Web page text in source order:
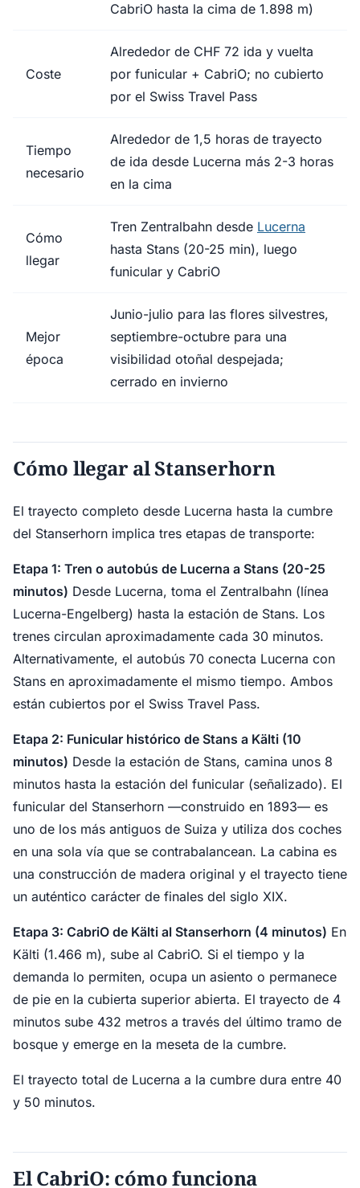
CabriO hasta la cima de 1.898 m)
Coste
Alrededor de CHF 72 ida y vuelta
por funicular + CabriO; no cubierto
por el Swiss Travel Pass
Tiempo
necesario
Alrededor de 1,5 horas de trayecto
de ida desde Lucerna más 2-3 horas
en la cima
Cómo
llegar
Tren Zentralbahn desde Lucerna
hasta Stans (20-25 min), luego
funicular y CabriO
Mejor
época
Junio-julio para las flores silvestres,
septiembre-octubre para una
visibilidad otoñal despejada;
cerrado en invierno
Cómo llegar al Stanserhorn
El trayecto completo desde Lucerna hasta la cumbre
del Stanserhorn implica tres etapas de transporte:
Etapa 1: Tren o autobús de Lucerna a Stans (20-25
minutos) Desde Lucerna, toma el Zentralbahn (línea
Lucerna-Engelberg) hasta la estación de Stans. Los
trenes circulan aproximadamente cada 30 minutos.
Alternativamente, el autobús 70 conecta Lucerna con
Stans en aproximadamente el mismo tiempo. Ambos
están cubiertos por el Swiss Travel Pass.
Etapa 2: Funicular histórico de Stans a Kälti (10
minutos) Desde la estación de Stans, camina unos 8
minutos hasta la estación del funicular (señalizado). El
funicular del Stanserhorn —construido en 1893— es
uno de los más antiguos de Suiza y utiliza dos coches
en una sola vía que se contrabalancean. La cabina es
una construcción de madera original y el trayecto tiene
un auténtico carácter de finales del siglo XIX.
Etapa 3: CabriO de Kälti al Stanserhorn (4 minutos) En
Kälti (1.466 m), sube al CabriO. Si el tiempo y la
demanda lo permiten, ocupa un asiento o permanece
de pie en la cubierta superior abierta. El trayecto de 4
minutos sube 432 metros a través del último tramo de
bosque y emerge en la meseta de la cumbre.
El trayecto total de Lucerna a la cumbre dura entre 40
y 50 minutos.
El CabriO: cómo funciona